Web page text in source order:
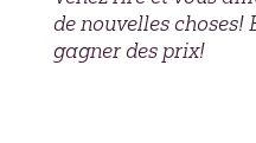
de nouvelles choses!
gagner des prix!